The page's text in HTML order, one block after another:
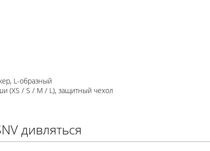
L-образный
(XS / S / M / L), защитный чехол
дивляться